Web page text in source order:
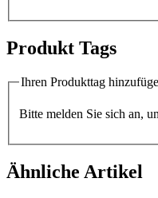
Produkt Tags
Ihren Produkttag
Bitte melden Sie sich an,
Ähnliche Artikel